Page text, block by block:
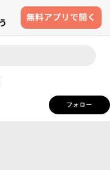
フォロー